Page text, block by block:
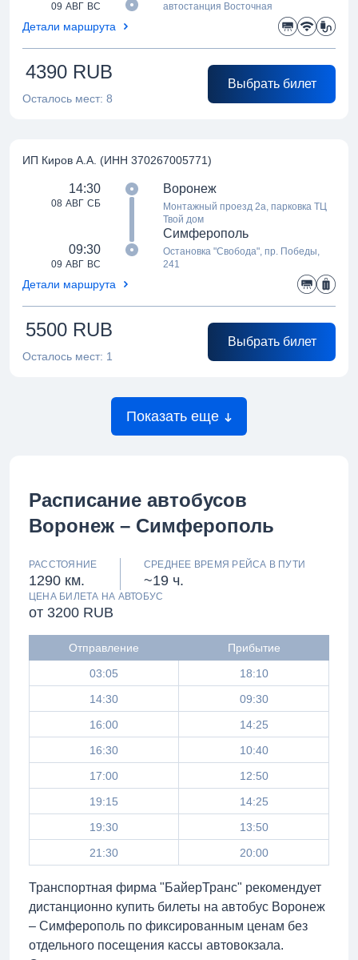
09 АВГ ВС автостанция Восточная
Детали маршрута
4390 RUB
Осталось мест: 8
Выбрать билет
ИП Киров А.А. (ИНН 370267005771)
08 АВГ СБ
14:30
09 АВГ ВС
09:30
Воронеж
Монтажный проезд 2а, парковка ТЦ
Твой дом
Симферополь
Остановка "Свобода", пр. Победы,
241
Детали маршрута
5500 RUB
Осталось мест: 1
Выбрать билет
Показать еще
Расписание автобусов
Воронеж – Симферополь
РАССТОЯНИЕ
1290 км.
СРЕДНЕЕ ВРЕМЯ РЕЙСА В ПУТИ
~19 ч.
ЦЕНА БИЛЕТА НА АВТОБУС
от 3200 RUB
Отправление
Прибытие
03:05
18:10
14:30
09:30
16:00
14:25
16:30
10:40
17:00
12:50
19:15
14:25
19:30
13:50
21:30
20:00
Транспортная фирма "БайерТранс" рекомендует
дистанционно купить билеты на автобус Воронеж
– Симферополь по фиксированным ценам без
отдельного посещения кассы автовокзала.